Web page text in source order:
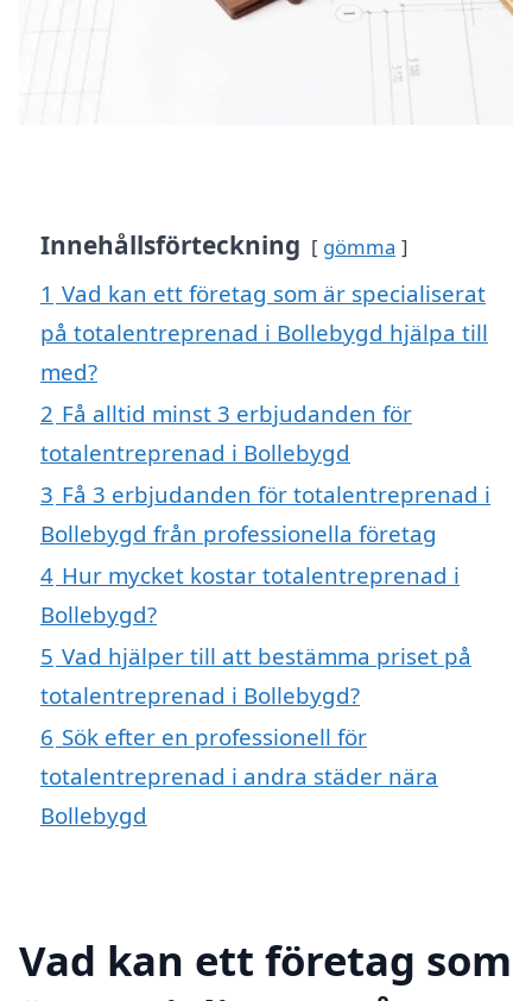
Innehållsförteckning gömma
1 Vad kan ett företag som är specialiserat
på totalentreprenad i Bollebygd hjälpa till
med?
2 Få alltid minst 3 erbjudanden för
totalentreprenad i Bollebygd
3 Få 3 erbjudanden för totalentreprenad i
Bollebygd från professionella företag
4 Hur mycket kostar totalentreprenad i
Bollebygd?
5 Vad hjälper till att bestämma priset på
totalentreprenad i Bollebygd?
6 Sök efter en professionell för
totalentreprenad i andra städer nära
Bollebygd
Vad kan ett företag som